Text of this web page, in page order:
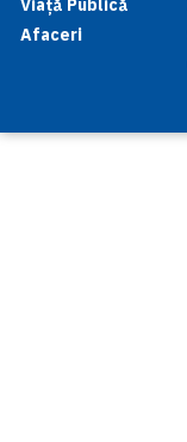
Viață Publică
Afaceri